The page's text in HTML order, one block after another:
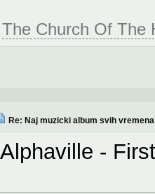
The Church Of The
Re: Naj muzicki album svih vremena
Alphaville -